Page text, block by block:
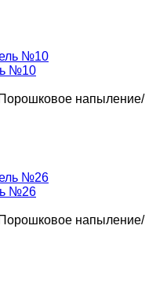
№10
напыление/
№26
напыление/